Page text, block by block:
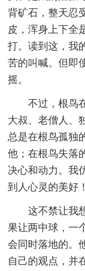
背矿石，整天忍
皮，浑身上下全
打。读到这，我
苦的叫喊。但即
摇。
不过，根鸟
大叔、老僧人、
总是在根鸟孤独
他；在根鸟失落
决心和动力。我
到人心灵的美好！
这不禁让我
果让两中球，一
会同时落地的。
自己的观点，并